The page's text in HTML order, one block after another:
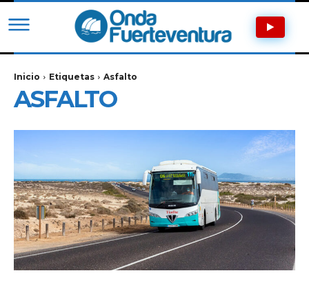
Inicio Etiquetas Asfalto
ASFALTO